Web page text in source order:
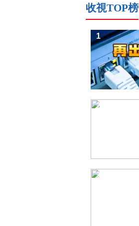
收視TOP榜
1
2
3